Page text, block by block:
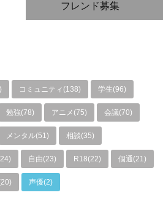
フレンド募集
コミュニティ(138) 学生(96)
勉強(78) アニメ(75) 会議(70)
メンタル(51) 相談(35)
自由(23) R18(22) 個通(21)
声優(2)